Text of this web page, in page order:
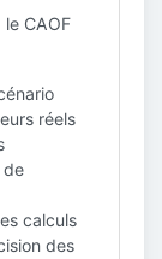
CAOF
réels
de
calculs
des